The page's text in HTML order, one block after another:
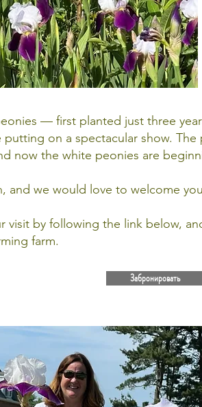
— first planted just three
on a spectacular show.
now the white peonies are
and we would love to welcome
visit by following the link below,
farm.
Забронировать